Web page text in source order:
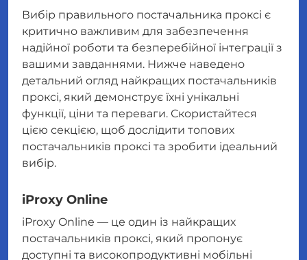
Вибір правильного постачальника проксі є
критично важливим для забезпечення
надійної роботи та безперебійної інтеграції з
вашими завданнями. Нижче наведено
детальний огляд найкращих постачальників
проксі, який демонструє їхні унікальні
функції, ціни та переваги. Скористайтеся
цією секцією, щоб дослідити топових
постачальників проксі та зробити ідеальний
вибір.
iProxy Online
iProxy Online — це один із найкращих
постачальників проксі, який пропонує
доступні та високопродуктивні мобільні